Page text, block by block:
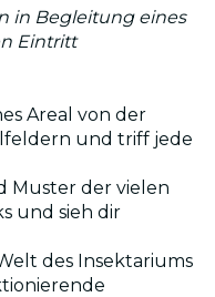
in Begleitung eines
Eintritt
Areal von der
und triff jede
Muster der vielen
und sieh dir
des Insektariums